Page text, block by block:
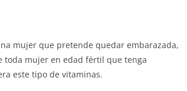
mujer que pretende quedar embarazada,
toda mujer en edad fértil que tenga
este tipo de vitaminas.